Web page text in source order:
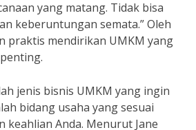
yang matang. Tidak bisa
keberuntungan semata.” Oleh
praktis mendirikan UMKM yang
jenis bisnis UMKM yang ingin
bidang usaha yang sesuai
keahlian Anda. Menurut Jane